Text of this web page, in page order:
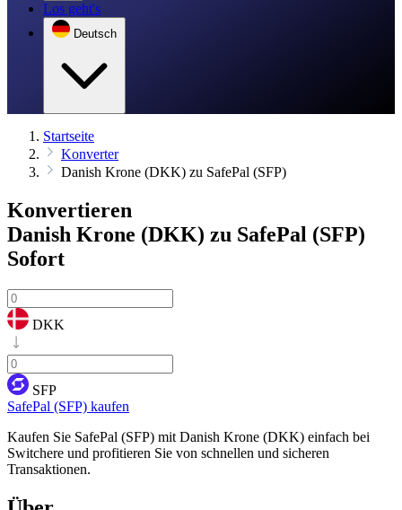
Los geht's
Deutsch
Startseite
Konverter
Danish Krone (DKK) zu SafePal (SFP)
Konvertieren
Danish Krone (DKK) zu SafePal (SFP)
Sofort
DKK
SFP
SafePal (SFP) kaufen
Kaufen Sie SafePal (SFP) mit Danish Krone (DKK) einfach bei
Switchere und profitieren Sie von schnellen und sicheren
Transaktionen.